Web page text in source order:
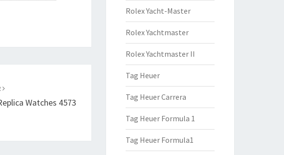
Watches 4573
Rolex Yacht-Master
Rolex Yachtmaster
Rolex Yachtmaster II
Tag Heuer
Tag Heuer Carrera
Tag Heuer Formula 1
Tag Heuer Formula1